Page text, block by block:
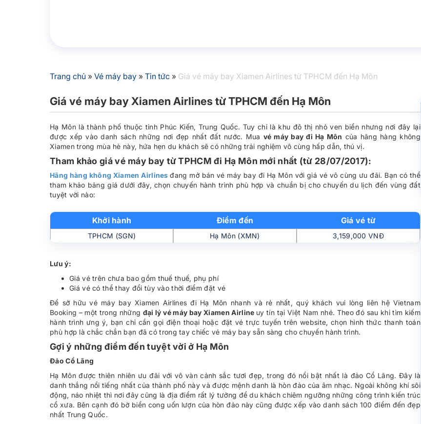
Trang chủ » Vé máy bay » Tin tức » Giá vé máy bay Xiamen Airlines từ TPHCM đến Hạ Môn
Giá vé máy bay Xiamen Airlines từ TPHCM đến Hạ Môn
Hạ Môn là thành phố thuộc tỉnh Phúc Kiến, Trung Quốc. Tuy chỉ là khu đô thị nhỏ ven biển nhưng nơi đây lại
được xếp vào danh sách những nơi đẹp nhất đất nước. Mua vé máy bay đi Hạ Môn của hãng hàng không
Xiamen trong mùa hè này, hứa hẹn du khách sẽ có những trải nghiệm vô cùng hấp dẫn, thú vị.
Tham khảo giá vé máy bay từ TPHCM đi Hạ Môn mới nhất (từ 28/07/2017):
Hãng hàng không Xiamen Airlines đang mở bán vé máy bay đi Hạ Môn với giá vé vô cùng ưu đãi. Bạn có thể
tham khảo bảng giá dưới đây, chọn chuyến hành trình phù hợp và chuẩn bị cho chuyến du lịch đến vùng đất
tuyệt vời nào:
Khởi hành Điểm đến Giá vé từ
TPHCM (SGN) Hạ Môn (XMN) 3,159,000 VNĐ
Lưu ý:
Giá vé trên chưa bao gồm thuế thuế, phụ phí
Giá vé có thể thay đổi tùy vào thời điểm đặt vé
Để sở hữu vé máy bay Xiamen Airlines đi Hạ Môn nhanh và rẻ nhất, quý khách vui lòng liên hệ Vietnam
Booking – một trong những đại lý vé máy bay Xiamen Airline uy tín tại Việt Nam nhé. Theo đó sau khi tìm kiếm
hành trình ưng ý, bạn chỉ cần gọi điện thoại hoặc đặt vé trực tuyến trên website, chọn hình thức thanh toán
phù hợp là chắc chắn bạn đã có trong tay chiếc vé máy bay sẵn sàng cho chuyến hành trình.
Gợi ý những điểm đến tuyệt vời ở Hạ Môn
Đảo Cổ Lãng
Hạ Môn được thiên nhiên ưu đãi với vô vàn cảnh sắc tươi đẹp, trong đó nổi bật nhất là đảo Cổ Lãng. Đây là
danh thắng nổi tiếng nhất của thành phố này và được mệnh danh là hòn đảo của âm nhạc. Ngoài không khí sôi
động, náo nhiệt thì nơi đây cũng là địa điểm rất lý tưởng để du khách chiêm ngưỡng những công trình kiến trúc
cổ xưa. Bên cạnh đó bờ biển cong uốn lượn của hòn đảo này cũng được xếp vào danh sách 100 điểm đến đẹp
nhất Trung Quốc.